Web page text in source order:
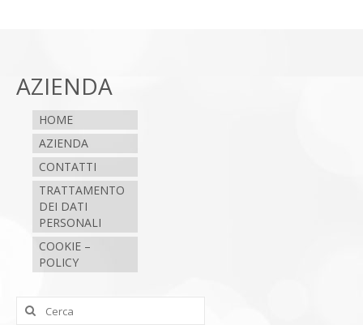
AZIENDA
HOME
AZIENDA
CONTATTI
TRATTAMENTO
DEI DATI
PERSONALI
COOKIE –
POLICY
Cerca: